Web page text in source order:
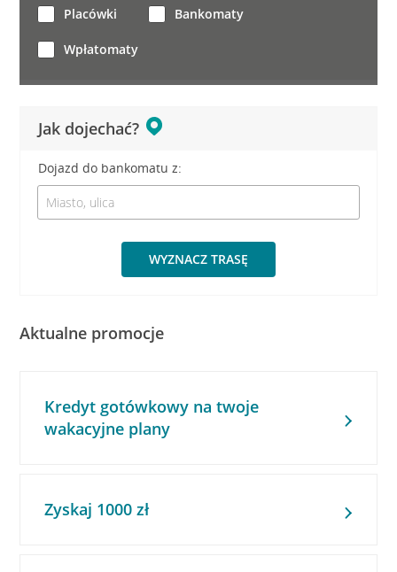
Jak dojechać?
Dojazd do bankomatu z:
WYZNACZ TRASĘ
Placówki Bankomaty
Wpłatomaty
Aktualne promocje
Kredyt gotówkowy na twoje
wakacyjne plany
Zyskaj 1000 zł